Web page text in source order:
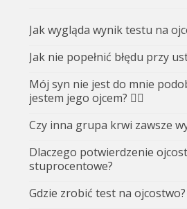
Jak wygląda wynik testu na
Jak nie popełnić błędu przy
Mój syn nie jest do mnie
jestem jego ojcem? 🤷‍♂️
Czy inna grupa krwi zawsze
Dlaczego potwierdzenie
stuprocentowe?
Gdzie zrobić test na